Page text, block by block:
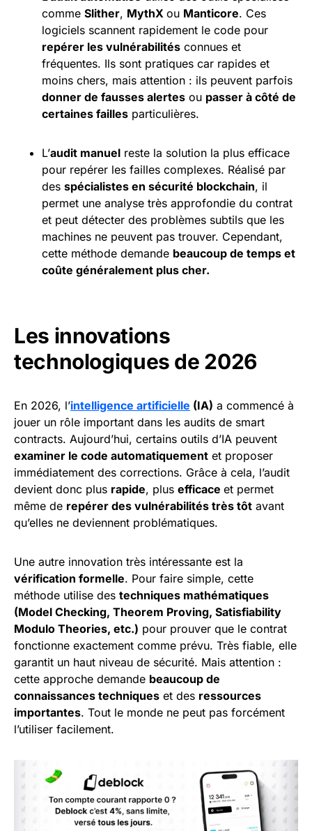
comme Slither, MythX ou Manticore. Ces
logiciels scannent rapidement le code pour
repérer les vulnérabilités connues et
fréquentes. Ils sont pratiques car rapides et
moins chers, mais attention : ils peuvent parfois
donner de fausses alertes ou passer à côté de
certaines failles particulières.
L’audit manuel reste la solution la plus efficace
pour repérer les failles complexes. Réalisé par
des spécialistes en sécurité blockchain, il
permet une analyse très approfondie du contrat
et peut détecter des problèmes subtils que les
machines ne peuvent pas trouver. Cependant,
cette méthode demande beaucoup de temps et
coûte généralement plus cher.
Les innovations
technologiques de 2026
En 2026, l’intelligence artificielle (IA) a commencé à
jouer un rôle important dans les audits de smart
contracts. Aujourd’hui, certains outils d’IA peuvent
examiner le code automatiquement et proposer
immédiatement des corrections. Grâce à cela, l’audit
devient donc plus rapide, plus efficace et permet
même de repérer des vulnérabilités très tôt avant
qu’elles ne deviennent problématiques.
Une autre innovation très intéressante est la
vérification formelle. Pour faire simple, cette
méthode utilise des techniques mathématiques
(Model Checking, Theorem Proving, Satisfiability
Modulo Theories, etc.) pour prouver que le contrat
fonctionne exactement comme prévu. Très fiable, elle
garantit un haut niveau de sécurité. Mais attention :
cette approche demande beaucoup de
connaissances techniques et des ressources
importantes. Tout le monde ne peut pas forcément
l’utiliser facilement.